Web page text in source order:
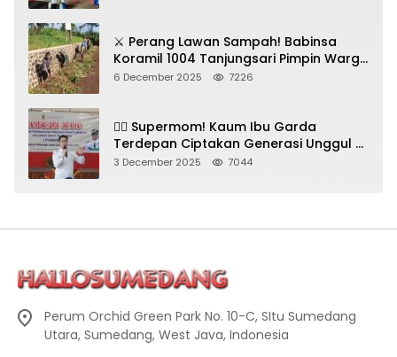
⚔️ Perang Lawan Sampah! Babinsa
Koramil 1004 Tanjungsari Pimpin Warga
Bersihkan Gorong-Gorong & Plastik
6 December 2025 7226
🦸‍♀️ Supermom! Kaum Ibu Garda
Terdepan Ciptakan Generasi Unggul di
Sumedang
3 December 2025 7044
Perum Orchid Green Park No. 10-C, SItu Sumedang
Utara, Sumedang, West Java, Indonesia